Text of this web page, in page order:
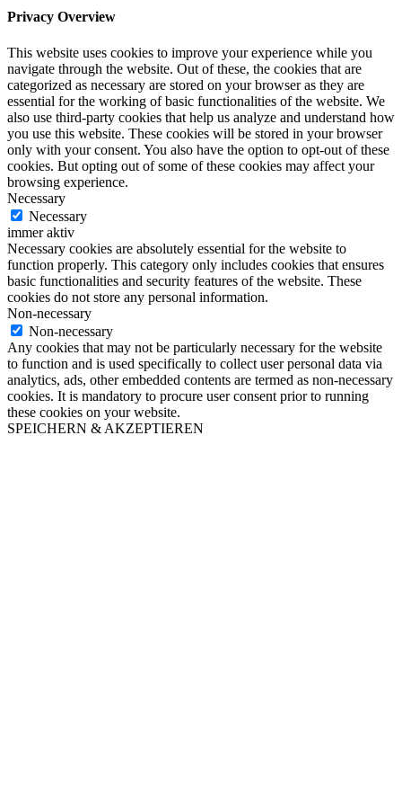
Privacy Overview
This website uses cookies to improve your experience while you
navigate through the website. Out of these, the cookies that are
categorized as necessary are stored on your browser as they are
essential for the working of basic functionalities of the website. We
also use third-party cookies that help us analyze and understand how
you use this website. These cookies will be stored in your browser
only with your consent. You also have the option to opt-out of these
cookies. But opting out of some of these cookies may affect your
browsing experience.
Necessary
Necessary
immer aktiv
Necessary cookies are absolutely essential for the website to
function properly. This category only includes cookies that ensures
basic functionalities and security features of the website. These
cookies do not store any personal information.
Non-necessary
Non-necessary
Any cookies that may not be particularly necessary for the website
to function and is used specifically to collect user personal data via
analytics, ads, other embedded contents are termed as non-necessary
cookies. It is mandatory to procure user consent prior to running
these cookies on your website.
SPEICHERN & AKZEPTIEREN